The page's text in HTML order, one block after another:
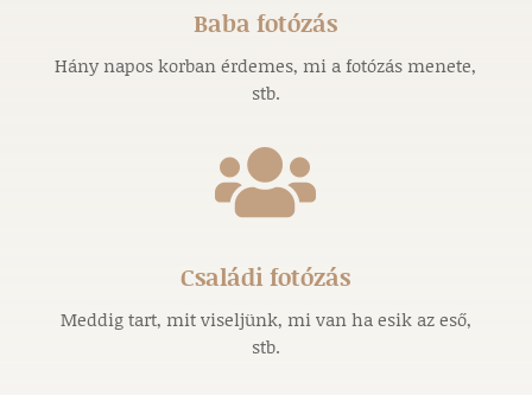
Baba fotózás
Hány napos korban érdemes, mi a fotózás menete,
stb.

Családi fotózás
Meddig tart, mit viseljünk, mi van ha esik az eső,
stb.